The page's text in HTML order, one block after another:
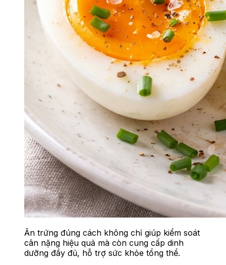
Ăn trứng đúng cách không chỉ giúp kiểm soát
cân nặng hiệu quả mà còn cung cấp dinh
dưỡng đầy đủ, hỗ trợ sức khỏe tổng thể.